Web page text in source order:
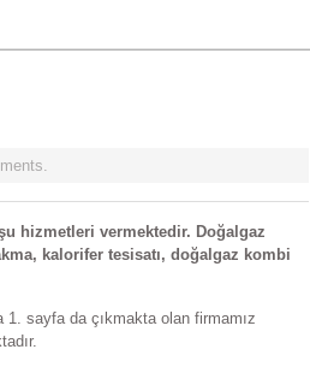
hizmetleri vermektedir. Doğalgaz
kalorifer tesisatı, doğalgaz kombi
1. sayfa da çıkmakta olan firmamız